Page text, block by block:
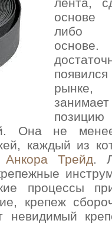
основе
либо
основе.
Она не
каждый из
Анкора Трейд.
процессы
крепеж
невидимый